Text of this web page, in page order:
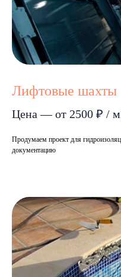
Лифтовые шахты
Цена — от 2500 ₽ /
Продумаем проект для
документацию